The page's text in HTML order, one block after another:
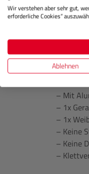
Wir
– USB-C
–
– Mit
– 1x
– 1x
– Keine
– Keine
–
Wir verstehen aber sehr gut,
erforderliche Cookies“
Ablehnen